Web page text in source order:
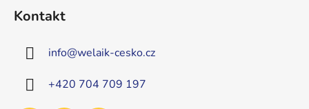
Kontakt
info@welaik-cesko.cz
+420 704 709 197